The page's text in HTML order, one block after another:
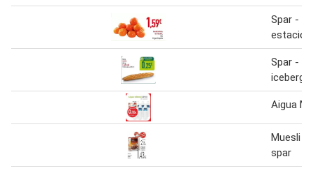
Spar -
Spar -
iceberg
Aigua
Muesli
spar